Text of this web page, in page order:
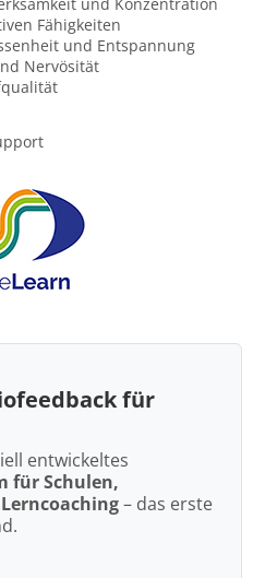
Fähigkeiten
und Entspannung
Nervösität
für
entwickeltes
für Schulen,
– das erste